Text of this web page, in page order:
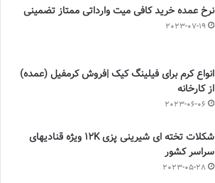
نرخ عمده خرید کافی میت وارداتی ممتاز تضمینی
2023-07-19
انواع کرم برای فیلینگ کیک |فروش کرمفیل (عمده)
از کارخانه
2023-06-06
شکلات تخته ای شیرینی پزی 12K ویژه قنادیهای
سراسر کشور
2023-05-28